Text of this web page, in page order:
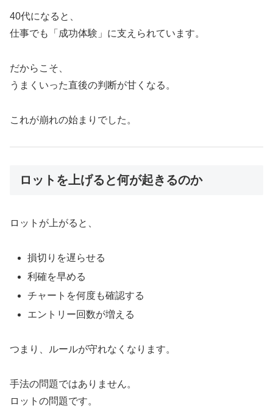
40代になると、
仕事でも「成功体験」に支えられています。
だからこそ、
うまくいった直後の判断が甘くなる。
これが崩れの始まりでした。
ロットを上げると何が起きるのか
ロットが上がると、
損切りを遅らせる
利確を早める
チャートを何度も確認する
エントリー回数が増える
つまり、ルールが守れなくなります。
手法の問題ではありません。
ロットの問題です。